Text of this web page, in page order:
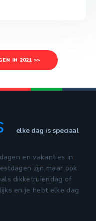
IN 2021 >>
elke dag is speciaal
en vakanties in
zijn maar ook
dikketruiendag of
en je hebt elke dag